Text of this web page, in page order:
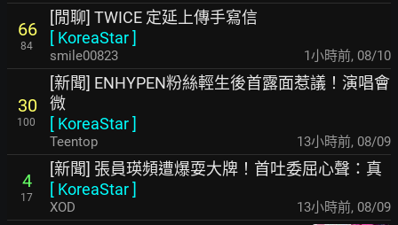
66
84
[閒聊] TWICE 定延上傳手寫信
[ KoreaStar]
smile00823 1小時前, 08/10
30
100
[新聞] ENHYPEN粉絲輕生後首露面惹議！演唱會
微
[ KoreaStar]
Teentop 13小時前, 08/09
4
17
[新聞] 張員瑛頻遭爆耍大牌！首吐委屈心聲：真
[ KoreaStar]
XOD 13小時前, 08/09